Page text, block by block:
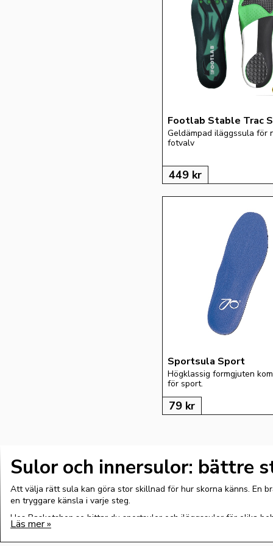
Footlab Stable Trac
Geldämpad iläggssula för
fotvalv
449 kr
Sportsula Sport
Högklassig formgjuten
för sport.
79 kr
Sulor och innersulor: bättre
Att välja rätt sula kan göra stor skillnad för hur skorna känns. En
en tryggare känsla i varje steg.
Hos Basketshop.se hittar du sportsulor och iläggssulor för olika
vardags, kan rätt sula göra skorna ännu bättre.